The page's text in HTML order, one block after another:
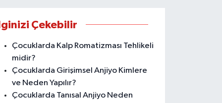
Çekebilir
Çocuklarda Kalp Romatizması Tehlikeli
midir?
Çocuklarda Girişimsel Anjiyo Kimlere
ve Neden Yapılır?
Çocuklarda Tanısal Anjiyo Neden